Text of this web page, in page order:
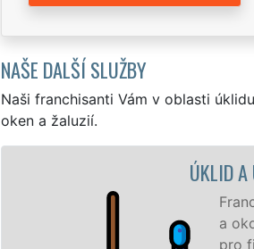
NAŠE DALŠÍ SLUŽBY
Naši franchisanti Vám v oblasti
oken a žaluzií.
ÚKLID A
a
pro